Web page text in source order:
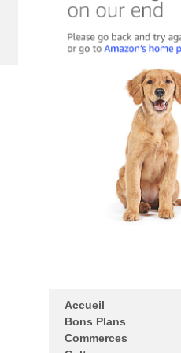
Accueil
Bons Plans
Commerces